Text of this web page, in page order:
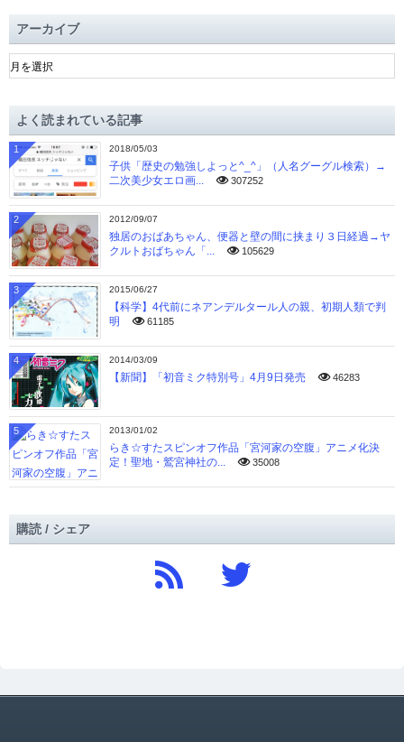
アーカイブ
ア
ー
ブよく読まれている記事
2018/05/03
子供「歴史の勉強しよっと^_^」（人名グーグル検索）→
二次美少女エロ画...
307252
1
2012/09/07
独居のおばあちゃん、便器と壁の間に挟まり３日経過→ヤ
クルトおばちゃん「...
105629
2
2015/06/27
【科学】4代前にネアンデルタール人の親、初期人類で判
明
61185
3
2014/03/09
【新聞】「初音ミク特別号」4月9日発売 46283
4
2013/01/02
らき☆すたスピンオフ作品「宮河家の空腹」アニメ化決
定！聖地・鷲宮神社の...
35008
5
購読 / シェア